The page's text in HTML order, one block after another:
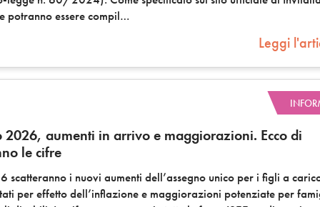
potranno essere compil
Leggi
2026, aumenti in arrivo e maggiorazioni. Ecco di
le cifre
i nuovi aumenti dell’assegno unico per i figli a
per effetto dell’inflazione e maggiorazioni potenziate per